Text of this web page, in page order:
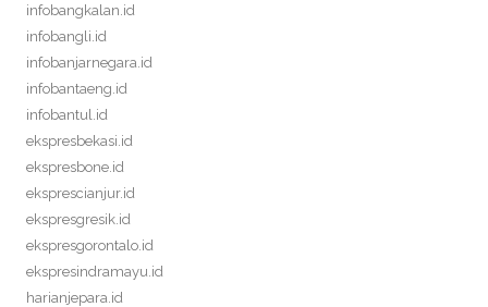
infobangkalan.id
infobangli.id
infobanjarnegara.id
infobantaeng.id
infobantul.id
ekspresbekasi.id
ekspresbone.id
eksprescianjur.id
ekspresgresik.id
ekspresgorontalo.id
ekspresindramayu.id
harianjepara.id